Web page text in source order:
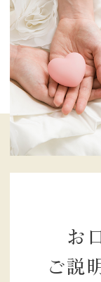
2025.11.19
12月27日土
お
ご説